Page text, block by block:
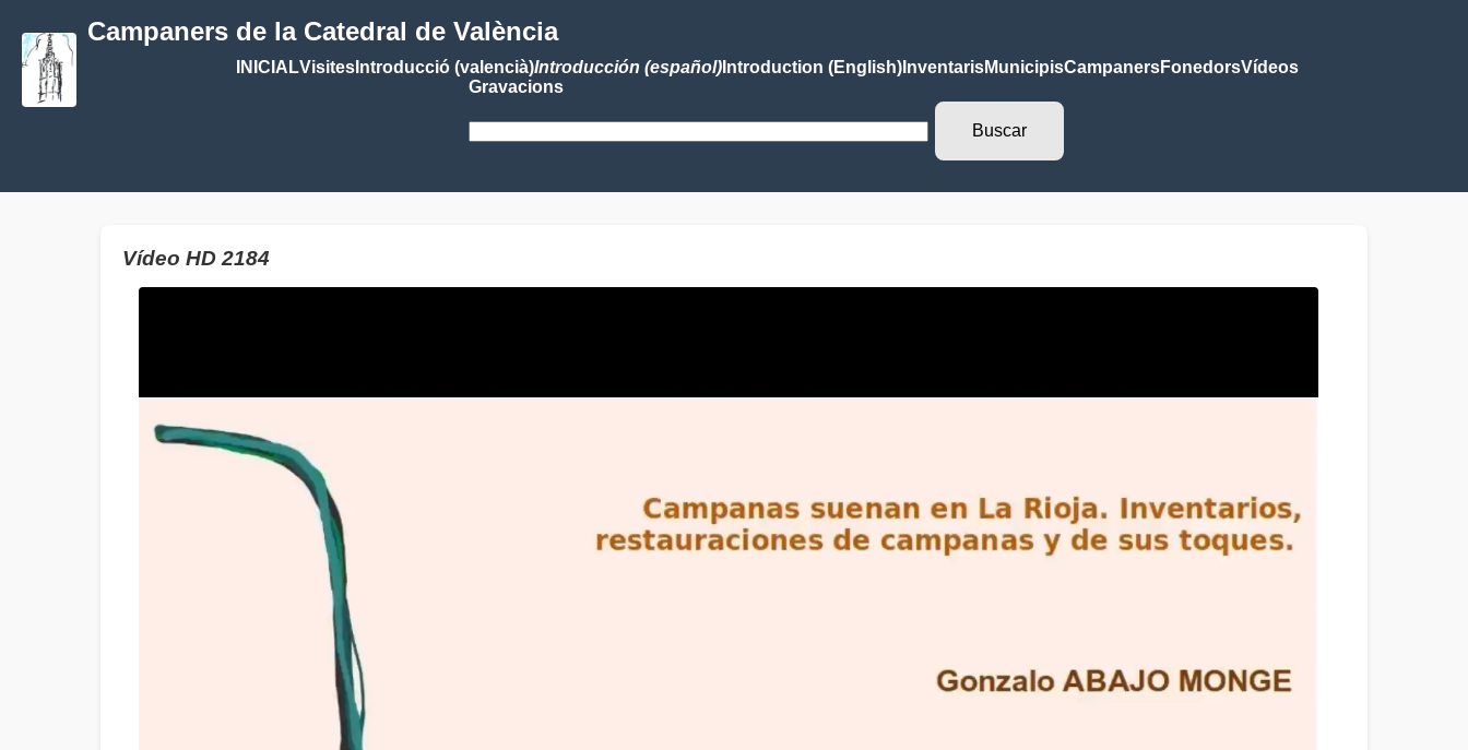
Campaners de la Catedral de València
INICIALVisitesIntroducció (valencià)Introducción (español)Introduction (English)InventarisMunicipisCampanersFonedorsVídeos
Gravacions
Vídeo HD 2184